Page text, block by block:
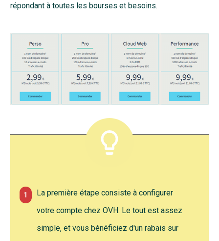
répondant à toutes les bourses et besoins.
1
La première étape consiste à configurer
votre compte chez OVH. Le tout est assez
simple, et vous bénéficiez d'un rabais sur